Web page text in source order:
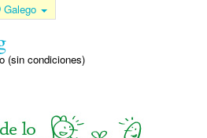
Galego
(sin condiciones)